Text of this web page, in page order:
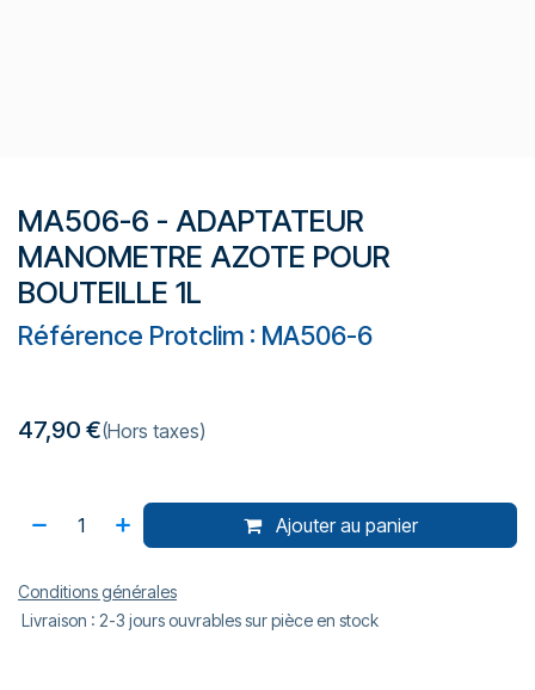
MA506-6 - ADAPTATEUR
MANOMETRE AZOTE POUR
BOUTEILLE 1L
Référence Protclim : MA506-6
47,90 €(Hors taxes)
Ajouter au panier
Conditions générales
Livraison : 2-3 jours ouvrables sur pièce en stock